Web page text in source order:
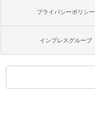
プライバシーポリシー
インプレスグループ